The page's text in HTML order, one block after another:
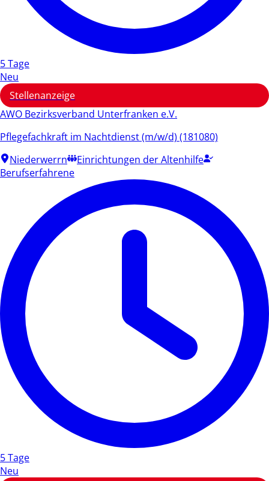
5 Tage
Neu
Stellenanzeige
AWO Bezirksverband Unterfranken e.V.
Pflegefachkraft im Nachtdienst (m/w/d) (181080)
Niederwerrn
Einrichtungen der Altenhilfe
Berufserfahrene
5 Tage
Neu